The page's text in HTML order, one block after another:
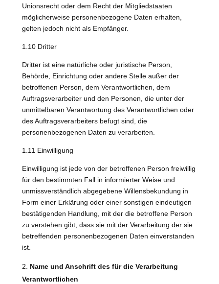
Unionsrecht oder dem Recht der Mitgliedstaaten
möglicherweise personenbezogene Daten erhalten,
gelten jedoch nicht als Empfänger.
1.10 Dritter
Dritter ist eine natürliche oder juristische Person,
Behörde, Einrichtung oder andere Stelle außer der
betroffenen Person, dem Verantwortlichen, dem
Auftragsverarbeiter und den Personen, die unter der
unmittelbaren Verantwortung des Verantwortlichen oder
des Auftragsverarbeiters befugt sind, die
personenbezogenen Daten zu verarbeiten.
1.11 Einwilligung
Einwilligung ist jede von der betroffenen Person freiwillig
für den bestimmten Fall in informierter Weise und
unmissverständlich abgegebene Willensbekundung in
Form einer Erklärung oder einer sonstigen eindeutigen
bestätigenden Handlung, mit der die betroffene Person
zu verstehen gibt, dass sie mit der Verarbeitung der sie
betreffenden personenbezogenen Daten einverstanden
ist.
Name und Anschrift des für die Verarbeitung
Verantwortlichen